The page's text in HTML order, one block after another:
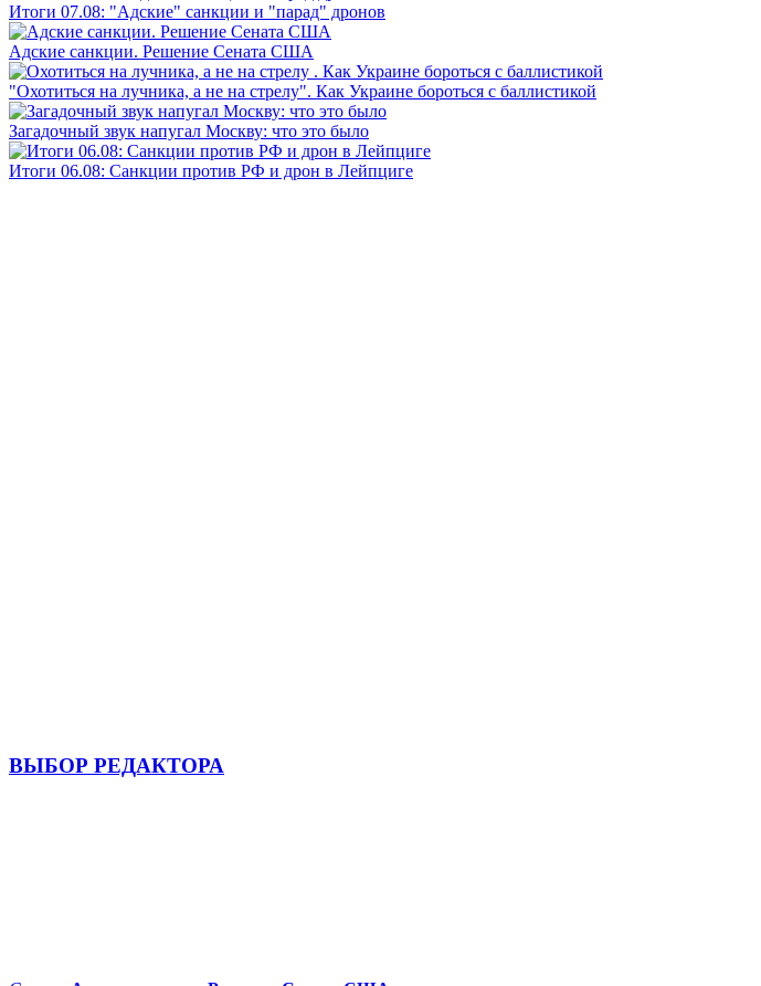
Итоги 07.08: "Адские" санкции и "парад" дронов
Адские санкции. Решение Сената США
"Охотиться на лучника, а не на стрелу". Как Украине бороться с баллистикой
Загадочный звук напугал Москву: что это было
Итоги 06.08: Санкции против РФ и дрон в Лейпциге
ВЫБОР РЕДАКТОРА